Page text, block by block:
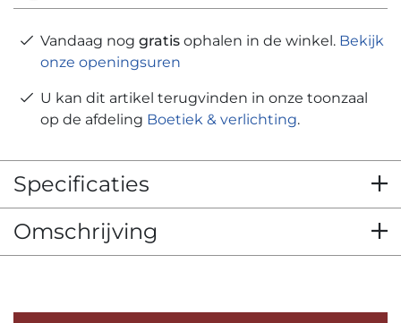
Vandaag nog gratis ophalen in de winkel. Bekijk
onze openingsuren
U kan dit artikel terugvinden in onze toonzaal
op de afdeling Boetiek & verlichting.
Specificaties
Omschrijving